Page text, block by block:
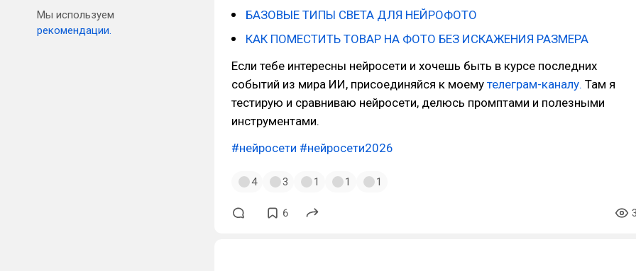
Мы используем
рекомендации.
БАЗОВЫЕ ТИПЫ СВЕТА ДЛЯ НЕЙРОФОТО
КАК ПОМЕСТИТЬ ТОВАР НА ФОТО БЕЗ ИСКАЖЕНИЯ РАЗМЕРА
Если тебе интересны нейросети и хочешь быть в курсе последних
событий из мира ИИ, присоединяйся к моему телеграм-каналу. Там я
тестирую и сравниваю нейросети, делюсь промптами и полезными
инструментами.
#нейросети #нейросети2026
4 3 1 1 1
6